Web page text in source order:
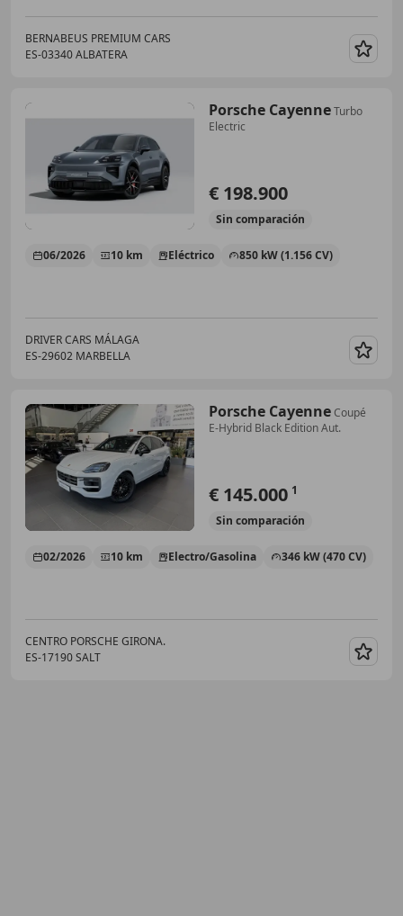
BERNABEUS PREMIUM CARS
ES-03340 ALBATERA
Porsche CayenneTurbo
Electric
€ 198.900
Sin comparación
06/2026 10 km Eléctrico 850 kW (1.156 CV)
DRIVER CARS MÁLAGA
ES-29602 MARBELLA
Porsche CayenneCoupé
E-Hybrid Black Edition Aut.
€ 145.000 1
Sin comparación
02/2026 10 km Electro/Gasolina 346 kW (470 CV)
CENTRO PORSCHE GIRONA.
ES-17190 SALT